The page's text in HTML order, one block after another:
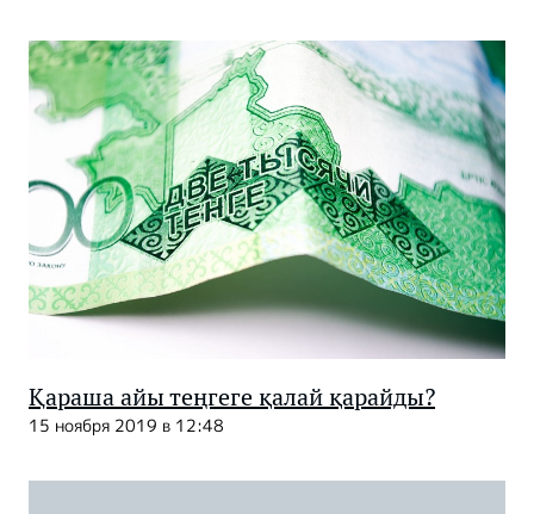
Қараша айы теңгеге қалай қарайды?
15 ноября 2019 в 12:48